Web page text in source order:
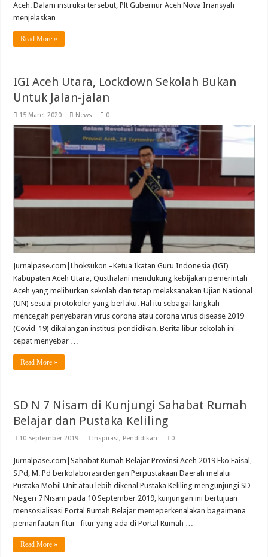
Aceh. Dalam instruksi tersebut, Plt Gubernur Aceh Nova Iriansyah
menjelaskan …
Read More »
IGI Aceh Utara, Lockdown Sekolah Bukan
Untuk Jalan-jalan
15 Maret 2020 News 0
Jurnalpase.com|Lhoksukon –Ketua Ikatan Guru Indonesia (IGI)
Kabupaten Aceh Utara, Qusthalani mendukung kebijakan pemerintah
Aceh yang meliburkan sekolah dan tetap melaksanakan Ujian Nasional
(UN) sesuai protokoler yang berlaku. Hal itu sebagai langkah
mencegah penyebaran virus corona atau corona virus disease 2019
(Covid-19) dikalangan institusi pendidikan. Berita libur sekolah ini
cepat menyebar …
Read More »
SD N 7 Nisam di Kunjungi Sahabat Rumah
Belajar dan Pustaka Keliling
10 September 2019 Inspirasi, Pendidikan 0
Jurnalpase.com|Sahabat Rumah Belajar Provinsi Aceh 2019 Eko Faisal,
S.Pd, M. Pd berkolaborasi dengan Perpustakaan Daerah melalui
Pustaka Mobil Unit atau lebih dikenal Pustaka Keliling mengunjungi SD
Negeri 7 Nisam pada 10 September 2019, kunjungan ini bertujuan
mensosialisasi Portal Rumah Belajar memeperkenalakan bagaimana
pemanfaatan fitur -fitur yang ada di Portal Rumah …
Read More »